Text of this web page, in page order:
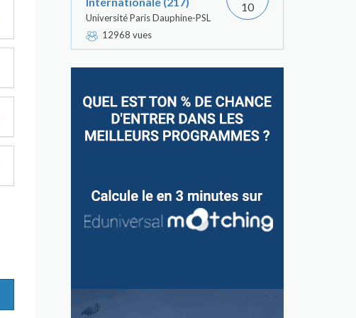
Université Paris Dauphine-PSL
12968 vues
10